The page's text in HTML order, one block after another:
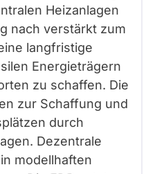
Heizanlagen
nach verstärkt zum
langfristige
Energieträgern
zu schaffen. Die
zur Schaffung und
durch
Dezentrale
modellhaften